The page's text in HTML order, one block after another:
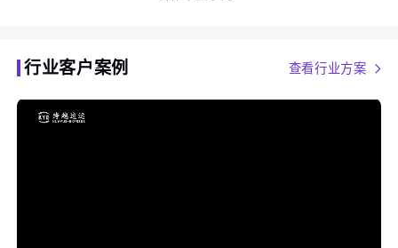
行业客户案例 查看行业方案